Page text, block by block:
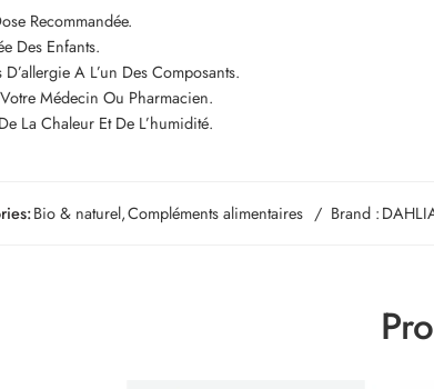
Recommandée.
Des Enfants.
A L’un Des Composants.
Médecin Ou Pharmacien.
La Chaleur Et De L’humidité.
Bio & naturel,Compléments alimentaires Brand :